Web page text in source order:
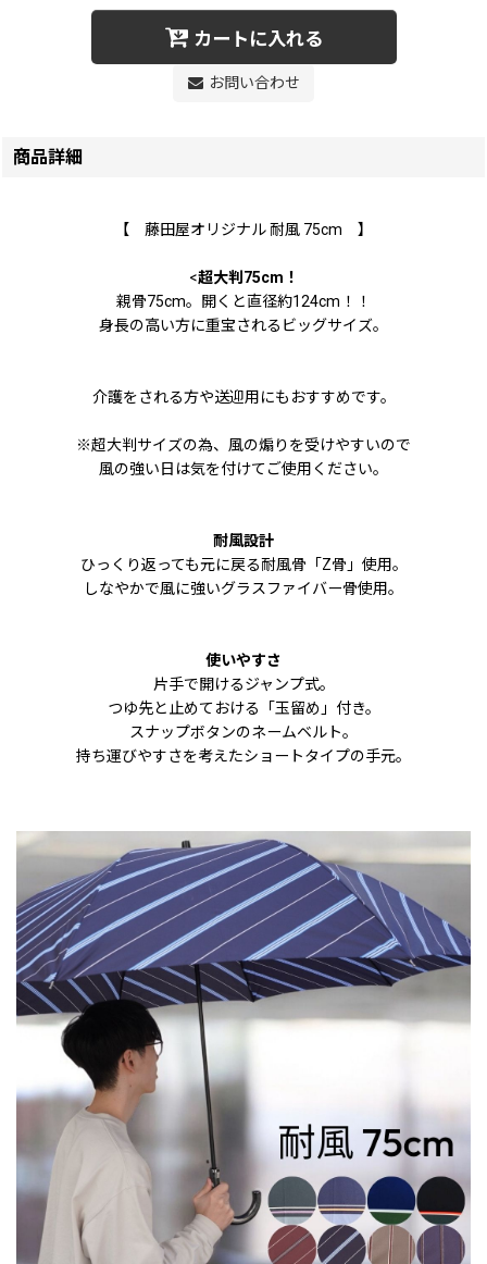
カートに入れる
お問い合わせ
商品詳細
【 藤田屋オリジナル 耐風 75cm 】
<超大判75cm！
親骨75cm。開くと直径約124cm！！
身長の高い方に重宝されるビッグサイズ。
介護をされる方や送迎用にもおすすめです。
※超大判サイズの為、風の煽りを受けやすいので
風の強い日は気を付けてご使用ください。
耐風設計
ひっくり返っても元に戻る耐風骨「Z骨」使用。
しなやかで風に強いグラスファイバー骨使用。
使いやすさ
片手で開けるジャンプ式。
つゆ先と止めておける「玉留め」付き。
スナップボタンのネームベルト。
持ち運びやすさを考えたショートタイプの手元。